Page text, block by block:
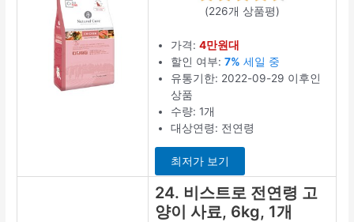
(226개 상품평)
가격:4만원대
할인 여부:7% 세일 중
유통기한: 2022-09-29 이후인
상품
수량: 1개
대상연령: 전연령
최저가 보기
24. 비스트로 전연령 고
양이 사료, 6kg, 1개